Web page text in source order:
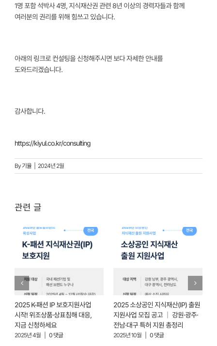
1명 포함 석박사 4명, 지식재산권 관련 8년 이상의 경력자들과 함께
여러분의 권리를 위해 힘쓰고 있습니다.
아래의 링크로 컨설팅을 신청해주시면 보다 자세한 안내를
도와드리겠습니다.
감사합니다.
https://kiyul.co.kr/consulting
By기율 2024년 2월
관련 글
2025 K-패션 IP 보호지원사업
시작! 위조상품·상표침해 대응,
지금 신청하세요
2025년 4월 0 댓글
2025 소상공인 지식재산(IP) 출원
지원사업 모집 공고 │ 강원·광주·
전남·대구 특허 지원 총정리
2025년 10월 0 댓글